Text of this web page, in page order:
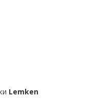
Lemken